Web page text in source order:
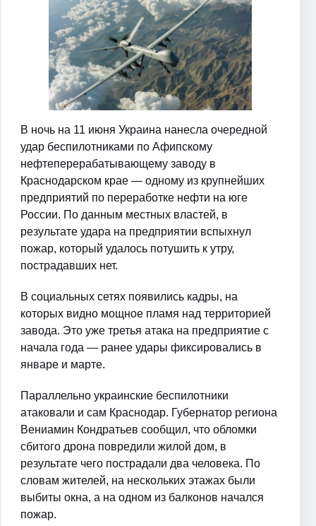
В ночь на 11 июня Украина нанесла очередной
удар беспилотниками по Афипскому
нефтеперерабатывающему заводу в
Краснодарском крае — одному из крупнейших
предприятий по переработке нефти на юге
России. По данным местных властей, в
результате удара на предприятии вспыхнул
пожар, который удалось потушить к утру,
пострадавших нет.
В социальных сетях появились кадры, на
которых видно мощное пламя над территорией
завода. Это уже третья атака на предприятие с
начала года — ранее удары фиксировались в
январе и марте.
Параллельно украинские беспилотники
атаковали и сам Краснодар. Губернатор региона
Вениамин Кондратьев сообщил, что обломки
сбитого дрона повредили жилой дом, в
результате чего пострадали два человека. По
словам жителей, на нескольких этажах были
выбиты окна, а на одном из балконов начался
пожар.